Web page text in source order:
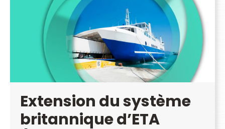
Extension du système
britannique d’ETA